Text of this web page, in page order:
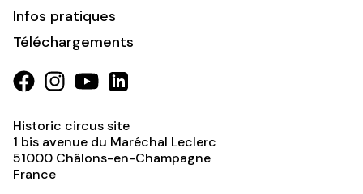
Infos pratiques
Téléchargements
Historic circus site
1 bis avenue du Maréchal Leclerc
51000 Châlons-en-Champagne
France